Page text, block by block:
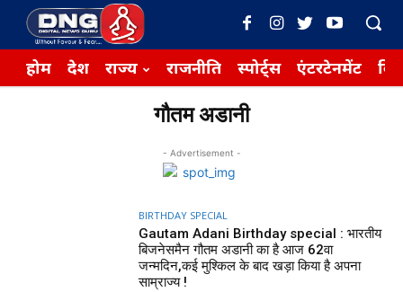
होम देश राज्य राजनीति स्पोर्ट्स एंटरटेनमेंट
गौतम अडानी
- Advertisement -
BIRTHDAY SPECIAL
Gautam Adani Birthday special : भारतीय
बिजनेसमैन गौतम अडानी का है आज 62वा
जन्मदिन,कई मुश्किल के बाद खड़ा किया है अपना
साम्राज्य !